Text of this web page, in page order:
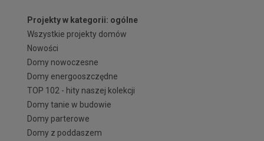
Projekty w kategorii: ogólne
Wszystkie projekty domów
Nowości
Domy nowoczesne
Domy energooszczędne
TOP 102 - hity naszej kolekcji
Domy tanie w budowie
Domy parterowe
Domy z poddaszem